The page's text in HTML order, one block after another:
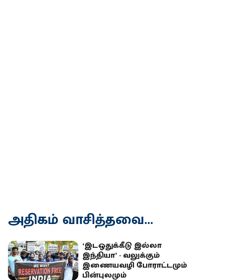
அதிகம் வாசித்தவை...
‘இடஒதுக்கீடு இல்லா
இந்தியா’ - வலுக்கும்
இணையவழி போராட்டமும்
பின்புலமும்